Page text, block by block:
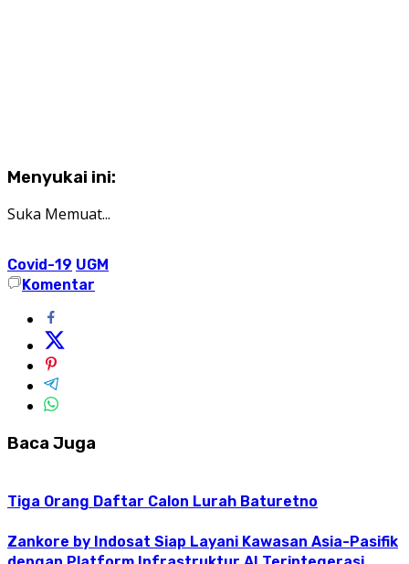
Menyukai ini:
Suka Memuat...
Covid-19 UGM
Komentar
Baca Juga
Tiga Orang Daftar Calon Lurah Baturetno
Zankore by Indosat Siap Layani Kawasan Asia-Pasifik